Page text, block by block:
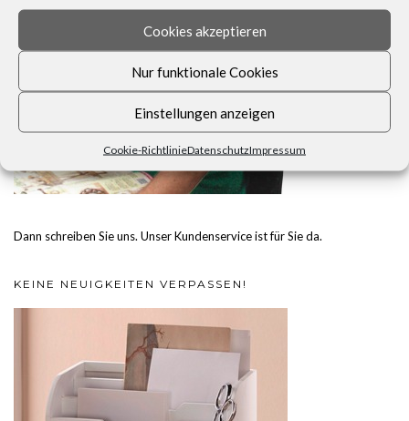
Cookies akzeptieren
Nur funktionale Cookies
Einstellungen anzeigen
Cookie-RichtlinieDatenschutzImpressum
Dann schreiben Sie uns. Unser Kundenservice ist für Sie da.
KEINE NEUIGKEITEN VERPASSEN!